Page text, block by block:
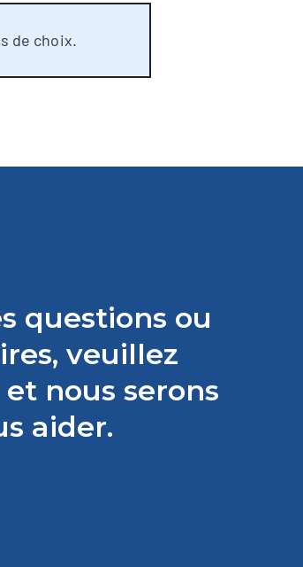
de choix.
questions ou
veuillez
nous serons
aider.